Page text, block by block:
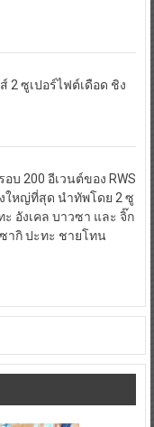
2 ซูเปอร์ไฟต์เดือด ชิง
อบ 200 อีเวนต์ของ RWS
ใหญ่ที่สุด นำทัพโดย 2 ซู
อังเคล บาวซา และ จิ๊ก
ากิ ปะทะ ชายโทน